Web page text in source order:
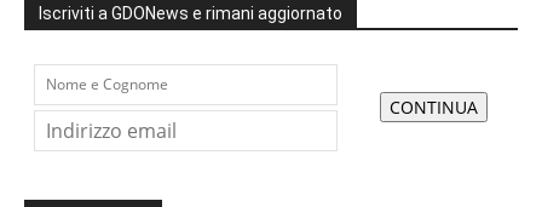
Iscriviti a GDONews e rimani aggiornato